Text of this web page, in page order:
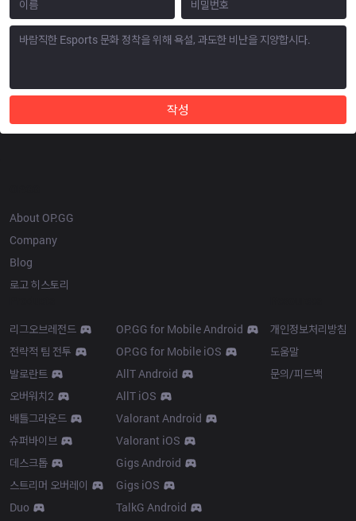
작성
About OP.GG
Company
Blog
로고 히스토리
리그오브레전드
전략적 팀 전투
발로란트
오버워치2
배틀그라운드
슈퍼바이브
데스크톱
스트리머 오버레이
Duo
OP.GG for Mobile Android
OP.GG for Mobile iOS
AllT Android
AllT iOS
Valorant Android
Valorant iOS
Gigs Android
Gigs iOS
TalkG Android
개인정보처리방침
도움말
문의/피드백